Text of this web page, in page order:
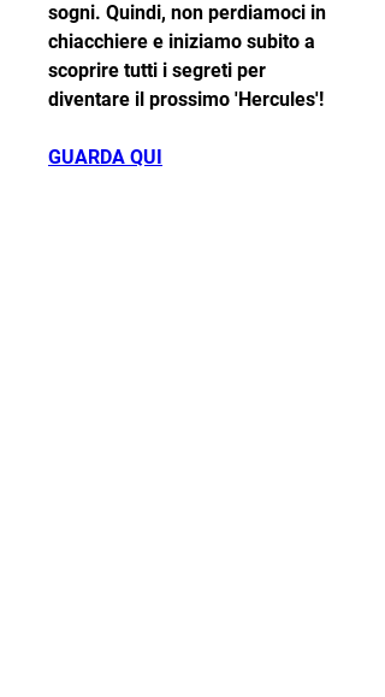
sogni. Quindi, non perdiamoci in
chiacchiere e iniziamo subito a
scoprire tutti i segreti per
diventare il prossimo 'Hercules'!
GUARDA QUI